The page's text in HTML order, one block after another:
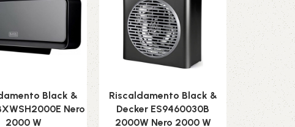
Black &
Nero
2000 W
Riscaldamento Black &
Decker ES9460030B
2000W Nero 2000 W
Scarpe